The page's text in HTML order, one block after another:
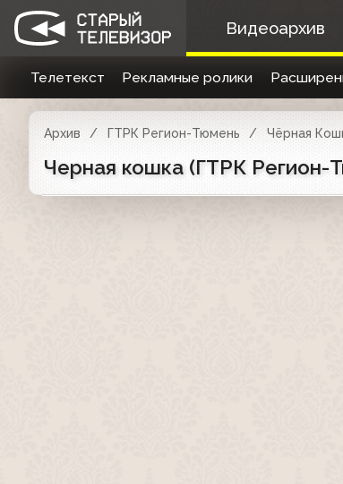
Видеоархив
Телетекст Рекламные ролики
Архив ГТРК Регион-Тюмень Чёрная
Черная кошка (ГТРК